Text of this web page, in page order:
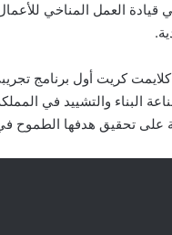
كريت أول برنامج
على تحقيق هدفها الطموح في